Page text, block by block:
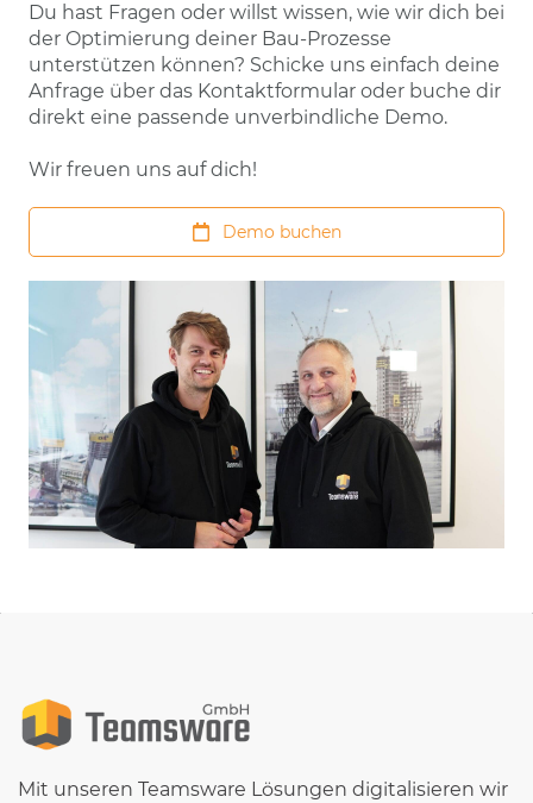
Du hast Fragen oder willst wissen, wie wir dich bei
der Optimierung deiner Bau-Prozesse
unterstützen können? Schicke uns einfach deine
Anfrage über das Kontaktformular oder buche dir
direkt eine passende unverbindliche Demo.
Wir freuen uns auf dich!
Demo buchen
Mit unseren Teamsware Lösungen digitalisieren wir